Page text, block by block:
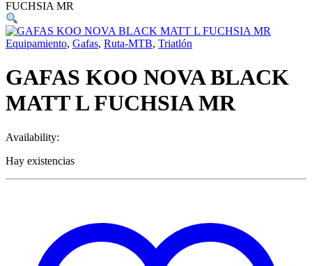
FUCHSIA MR
Equipamiento, Gafas, Ruta-MTB, Triatlón
GAFAS KOO NOVA BLACK
MATT L FUCHSIA MR
Availability:
Hay existencias